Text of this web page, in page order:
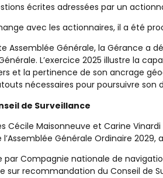
écrites adressées par un
avec les actionnaires, il a été
Assemblée Générale, la Gérance a
L’exercice 2025 illustre la
et la pertinence de son ancrage
nécessaires pour poursuivre
de Surveillance
Cécile Maisonneuve et Carine
Générale Ordinaire
par Compagnie nationale de
sur recommandation du Conseil de